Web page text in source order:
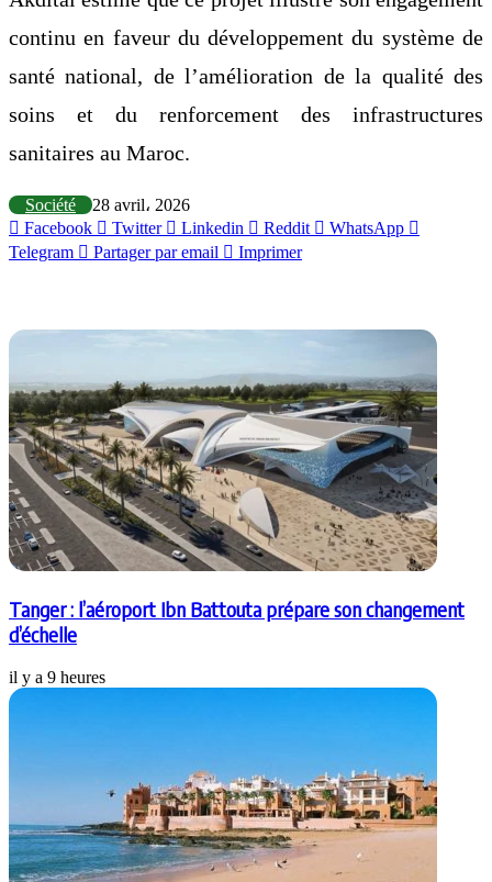
continu en faveur du développement du système de
santé national, de l’amélioration de la qualité des
soins et du renforcement des infrastructures
sanitaires au Maroc.
Société
28 avril، 2026
Facebook
Twitter Linkedin Reddit
WhatsApp
Telegram
Partager par email Imprimer
Tanger : l’aéroport Ibn Battouta prépare son changement
d’échelle
il y a 9 heures